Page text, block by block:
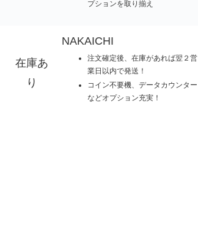
プションを取り揃え
在庫あ
り
NAKAICHI
注文確定後、在庫があれば翌２営
業日以内で発送！
コイン不要機、データカウンター
などオプション充実！